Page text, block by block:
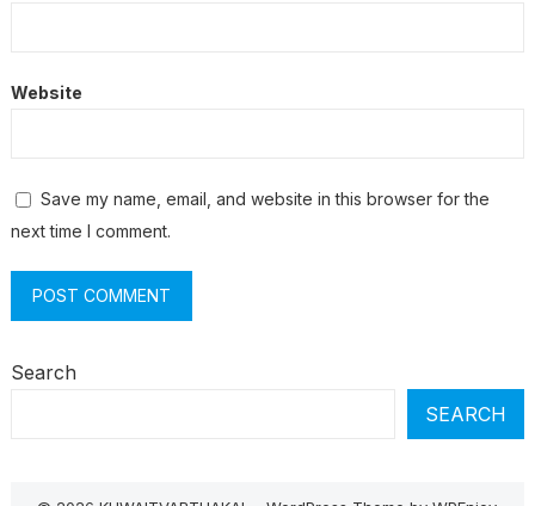
Website
Save my name, email, and website in this browser for the
next time I comment.
Search
SEARCH